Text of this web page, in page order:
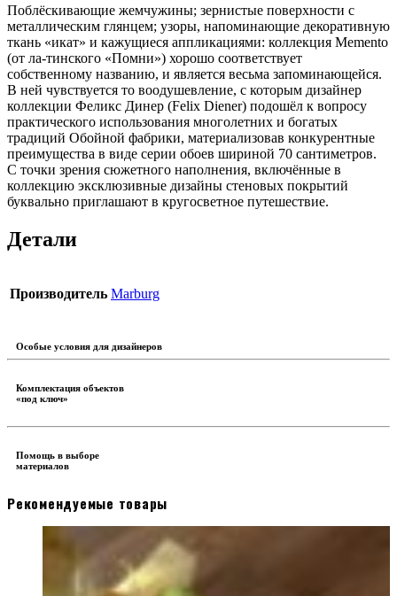
Поблёскивающие жемчужины; зернистые поверхности с
металлическим глянцем; узоры, напоминающие декоративную
ткань «икат» и кажущиеся аппликациями: коллекция Memento
(от ла-тинского «Помни») хорошо соответствует
собственному названию, и является весьма запоминающейся.
В ней чувствуется то воодушевление, с которым дизайнер
коллекции Феликс Динер (Felix Diener) подошёл к вопросу
практического использования многолетних и богатых
традиций Обойной фабрики, материализовав конкурентные
преимущества в виде серии обоев шириной 70 сантиметров.
С точки зрения сюжетного наполнения, включённые в
коллекцию эксклюзивные дизайны стеновых покрытий
буквально приглашают в кругосветное путешествие.
Детали
Производитель Marburg
Особые условия для дизайнеров
Комплектация объектов
«под ключ»
Помощь в выборе
материалов
Рекомендуемые товары